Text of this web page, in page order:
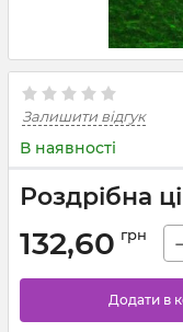
Залишити відгук
В наявності
Роздрібна
132,60 грн
Додати в